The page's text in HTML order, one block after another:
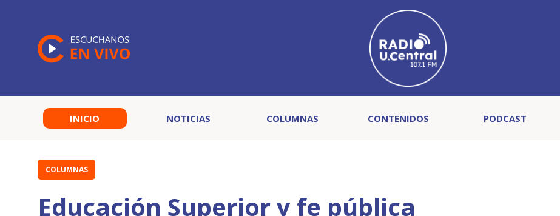
INICIO NOTICIAS COLUMNAS CONTENIDOS PODCAST
COLUMNAS
Educación Superior y fe pública